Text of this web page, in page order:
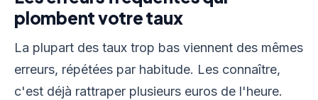
plombent votre taux
La plupart des taux trop bas viennent des mêmes
erreurs, répétées par habitude. Les connaître,
c'est déjà rattraper plusieurs euros de l'heure.